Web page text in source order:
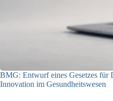
BMG: Entwurf eines Gesetzes für
Innovation im Gesundheitswesen